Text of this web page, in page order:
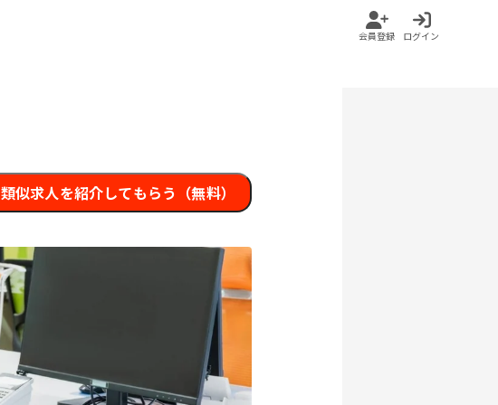
会員登録 ログイン
類似求人を紹介してもらう（無料）